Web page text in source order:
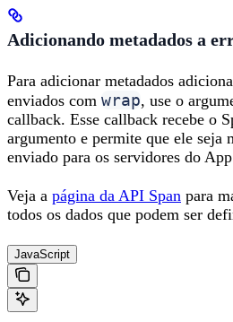
Adicionando metadados a
Para adicionar metadados
enviados com wrap, use o
callback. Esse callback recebe o
argumento e permite que ele seja
enviado para os servidores do
Veja a página da API Span para
todos os dados que podem ser
JavaScript